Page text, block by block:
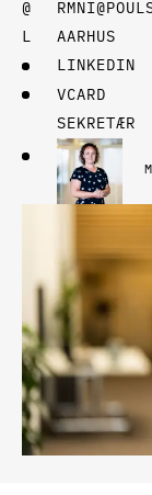
AARHUS
LINKEDIN
VCARD
SEKRETÆR